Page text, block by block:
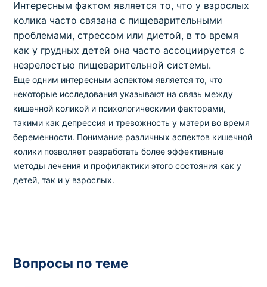
Интересным фактом является то, что у взрослых
колика часто связана с пищеварительными
проблемами, стрессом или диетой, в то время
как у грудных детей она часто ассоциируется с
незрелостью пищеварительной системы.
Еще одним интересным аспектом является то, что
некоторые исследования указывают на связь между
кишечной коликой и психологическими факторами,
такими как депрессия и тревожность у матери во время
беременности. Понимание различных аспектов кишечной
колики позволяет разработать более эффективные
методы лечения и профилактики этого состояния как у
детей, так и у взрослых.
Вопросы по теме